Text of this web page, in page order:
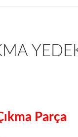
Parça